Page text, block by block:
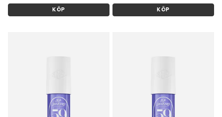
KÖP KÖP